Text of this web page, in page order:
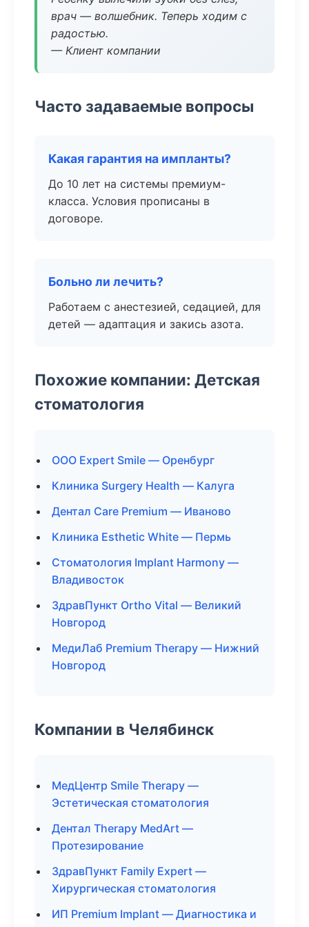
врач — волшебник. Теперь ходим с
радостью.
— Клиент компании
Часто задаваемые вопросы
Какая гарантия на импланты?
До 10 лет на системы премиум-
класса. Условия прописаны в
договоре.
Больно ли лечить?
Работаем с анестезией, седацией, для
детей — адаптация и закись азота.
Похожие компании: Детская
стоматология
ООО Expert Smile — Оренбург
Клиника Surgery Health — Калуга
Дентал Care Premium — Иваново
Клиника Esthetic White — Пермь
Стоматология Implant Harmony —
Владивосток
ЗдравПункт Ortho Vital — Великий
Новгород
МедиЛаб Premium Therapy — Нижний
Новгород
Компании в Челябинск
МедЦентр Smile Therapy —
Эстетическая стоматология
Дентал Therapy MedArt —
Протезирование
ЗдравПункт Family Expert —
Хирургическая стоматология
ИП Premium Implant — Диагностика и